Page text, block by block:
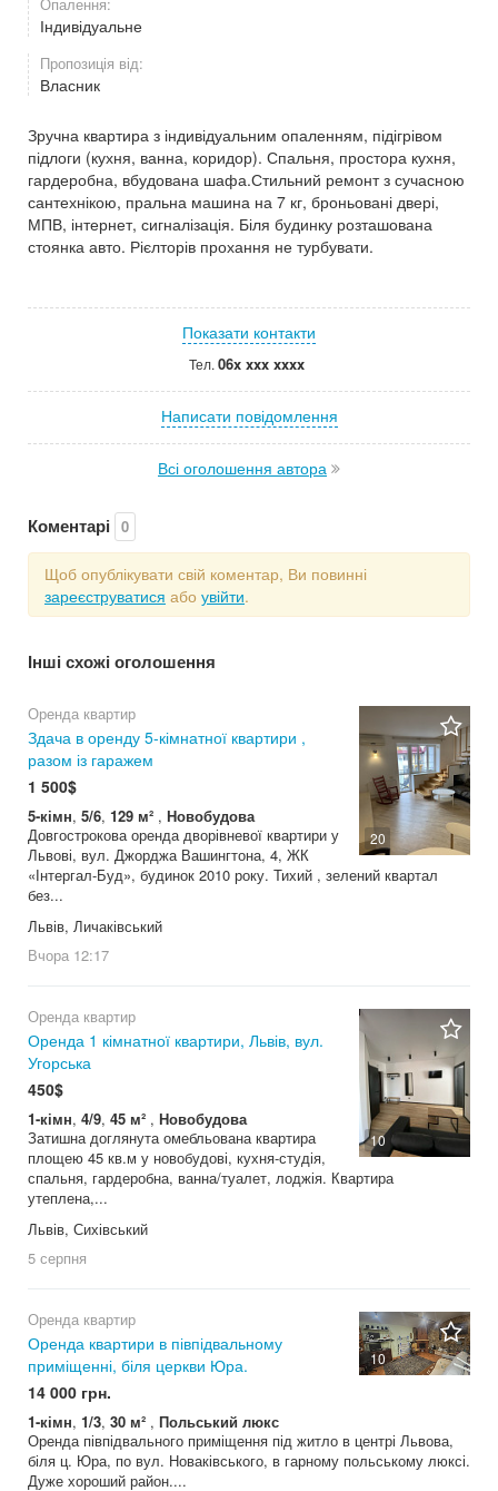
Опалення:
Індивідуальне
Пропозиція від:
Власник
Зручна квартира з індивідуальним опаленням, підігрівом
підлоги (кухня, ванна, коридор). Спальня, простора кухня,
гардеробна, вбудована шафа.Стильний ремонт з сучасною
сантехнікою, пральна машина на 7 кг, броньовані двері,
МПВ, інтернет, сигналізація. Біля будинку розташована
стоянка авто. Рієлторів прохання не турбувати.
Показати контакти
Тел.06x xxx xxxx
Написати повідомлення
Всі оголошення автора
Коментарі 0
Щоб опублікувати свій коментар, Ви повинні
зареєструватися або увійти.
Інші схожі оголошення
20
Оренда квартир
Здача в оренду 5-кімнатної квартири ,
разом із гаражем
1 500$
5-кімн, 5/6, 129 м² , Новобудова
Довгострокова оренда дворівневої квартири у
Львові, вул. Джорджа Вашингтона, 4, ЖК
«Інтергал-Буд», будинок 2010 року. Тихий , зелений квартал
без...
Львів, Личаківський
Вчора 12:17
10
Оренда квартир
Оренда 1 кімнатної квартири, Львів, вул.
Угорська
450$
1-кімн, 4/9, 45 м² , Новобудова
Затишна доглянута омебльована квартира
площею 45 кв.м у новобудові, кухня-студія,
спальня, гардеробна, ванна/туалет, лоджія. Квартира
утеплена,...
Львів, Сихівський
5 серпня
10
Оренда квартир
Оренда квартири в півпідвальному
приміщенні, біля церкви Юра.
14 000 грн.
1-кімн, 1/3, 30 м² , Польський люкс
Оренда півпідвального приміщення під житло в центрі Львова,
біля ц. Юра, по вул. Новаківського, в гарному польському люксі.
Дуже хороший район....